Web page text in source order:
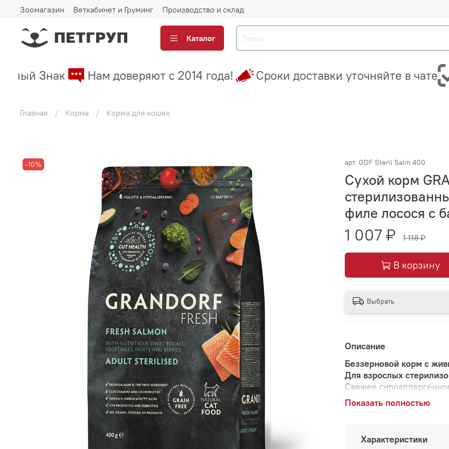
Зоомагазин Веткабинет и Груминг Производство и склад
Каталог
Знак Нам доверяют с 2014 года! Сроки доставки уточняйте в чате
Главная Корма Корма для кошек
-10% арт. GDF Steril Salm 400
Сухой корм
филе лосося с
1 007 ₽ 1 118 ₽
В корзину
Выбрать
Описание
Беззерновой корм с
Для взрослых
Свежее
влияет на
подобранным
шерсти кошки.
Показать полностью
Характеристики